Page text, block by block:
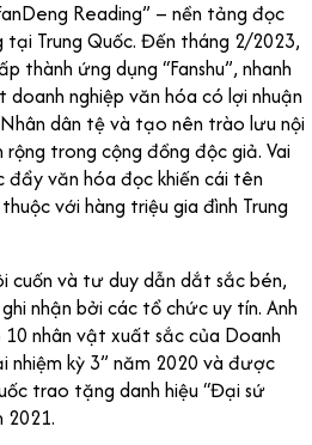
Reading” – nền tảng đọc
Trung Quốc. Đến tháng 2/2023,
thành ứng dụng “Fanshu”, nhanh
nghiệp văn hóa có lợi nhuận
dân tệ và tạo nên trào lưu nội
trong cộng đồng độc giả. Vai
văn hóa đọc khiến cái tên
với hàng triệu gia đình Trung
cuốn và tư duy dẫn dắt sắc bén,
nhận bởi các tổ chức uy tín. Anh
nhân vật xuất sắc của Doanh
nhiệm kỳ 3” năm 2020 và được
trao tặng danh hiệu “Đại sứ
2021.